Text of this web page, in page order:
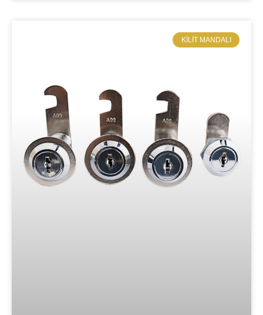
KILIT MANDALI​